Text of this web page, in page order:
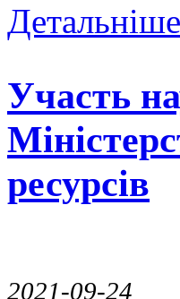
Участь
ресурсів
2021-09-24